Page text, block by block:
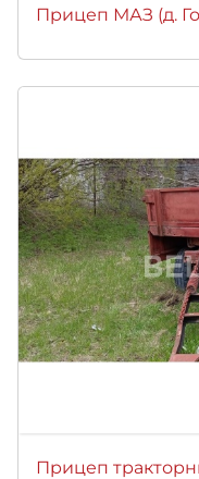
Прицеп МАЗ (д.
Прицеп